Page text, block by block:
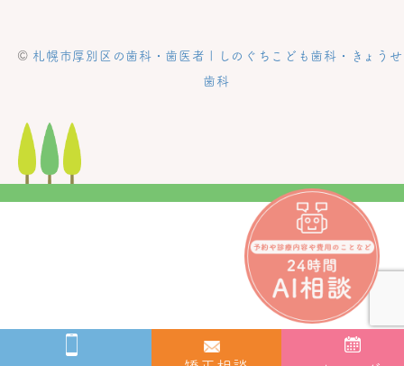
© 札幌市厚別区の歯科・歯医者 | しのぐちこども歯科・きょう
歯科